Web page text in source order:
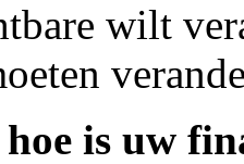
wilt
is uw